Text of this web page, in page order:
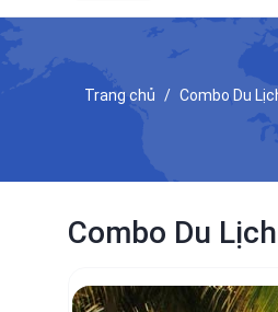
Trang chủ Combo Du
Combo Du